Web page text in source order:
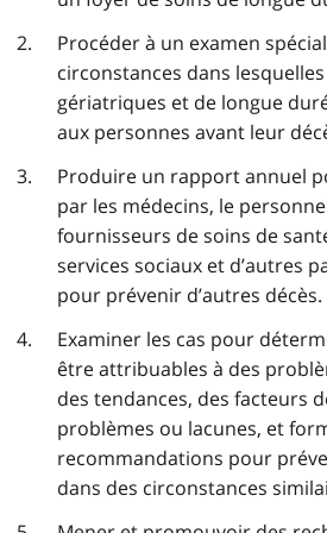
Procéder à un examen
circonstances dans
gériatriques et de longue
aux personnes avant leur
Produire un rapport annuel
par les médecins, le
fournisseurs de soins de
services sociaux et d’autres
pour prévenir d’autres décès.
Examiner les cas pour
être attribuables à des
des tendances, des facteurs
problèmes ou lacunes, et
recommandations pour
dans des circonstances